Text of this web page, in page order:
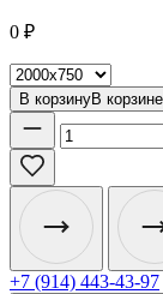
0 ₽
В корзинуВ корзине
+7 (914) 443-43-97